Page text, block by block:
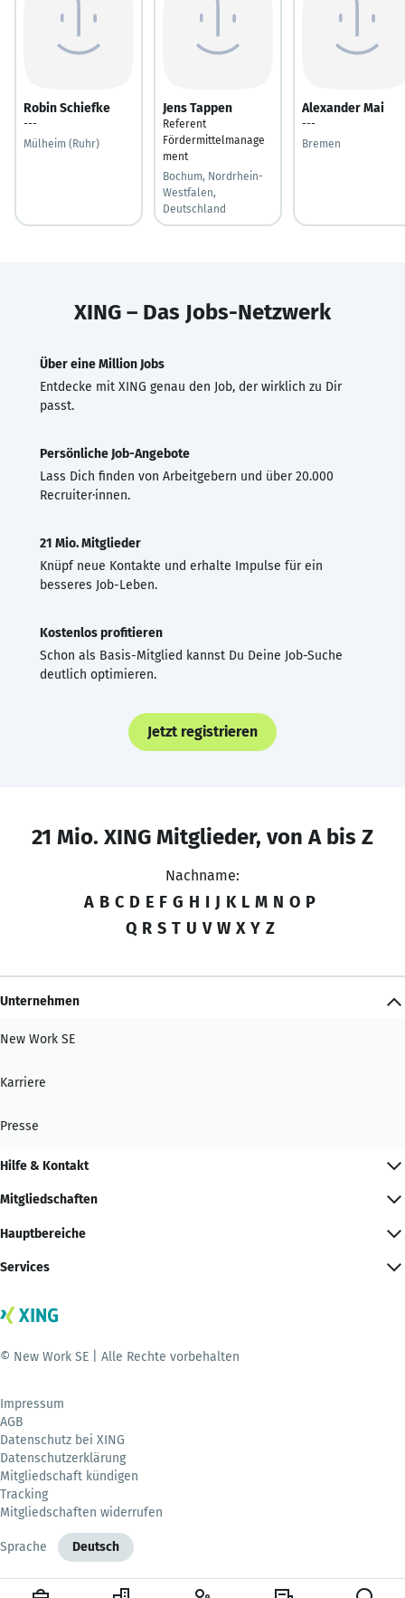
Robin Schiefke
---
Mülheim (Ruhr)
Jens Tappen
Referent
Fördermittelmanage
ment
Bochum, Nordrhein-
Westfalen,
Deutschland
Alexander Mai
---
Bremen
XING – Das Jobs-Netzwerk
Über eine Million Jobs
Entdecke mit XING genau den Job, der wirklich zu Dir
passt.
Persönliche Job-Angebote
Lass Dich finden von Arbeitgebern und über 20.000
Recruiter·innen.
21 Mio. Mitglieder
Knüpf neue Kontakte und erhalte Impulse für ein
besseres Job-Leben.
Kostenlos profitieren
Schon als Basis-Mitglied kannst Du Deine Job-Suche
deutlich optimieren.
Jetzt registrieren
21 Mio. XING Mitglieder, von A bis Z
Nachname:
A B C D E F G H I J K L M N O P
Q R S T U V W X Y Z
Unternehmen
New Work SE
Karriere
Presse
Hilfe & Kontakt
Mitgliedschaften
Hauptbereiche
Services
© New Work SE | Alle Rechte vorbehalten
Impressum
AGB
Datenschutz bei XING
Datenschutzerklärung
Mitgliedschaft kündigen
Tracking
Mitgliedschaften widerrufen
Sprache Deutsch